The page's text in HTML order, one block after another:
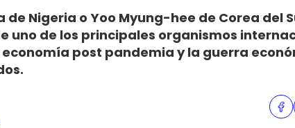
de Nigeria o Yoo Myung-hee de Corea del
uno de los principales organismos
post pandemia y la guerra